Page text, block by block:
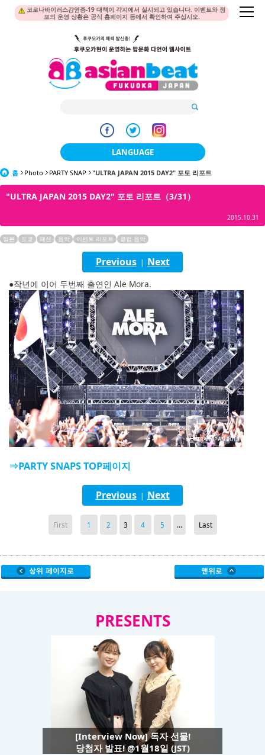
코로나바이러스감염증-19 대책이 각지에서 실시되고 있습니다. 이벤트와 점
포의 운영 상황은 공식 홈페이지 등에서 확인하여 주십시오.
LANGUAGE
日本語
한국어
繁體中文
English
tiéng Viêt
Bahasa Indonesia
홈 Photo PARTY SNAP "ULTRA JAPAN 2015 DAY2" 포토 리포트
"ULTRA JAPAN 2015 DAY2" 포토 리포트（3/31）
2015.10.31
일본 도쿄 패션 음악 이벤트 리포트 클럽 음악
Previous| Next
●작년에 이어 두번째 출연인 Ale Mora.
⇒PARTY SNAPS TOP페이지
Previous| Next
First 1 2 3 4 5 ... Last
PRESENTS
[Interview Now] 독자 선물!
당첨자 발표! @1월18일 (JST)